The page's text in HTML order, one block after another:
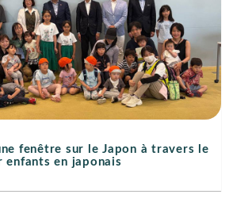
fenêtre sur le Japon à travers le
en japonais